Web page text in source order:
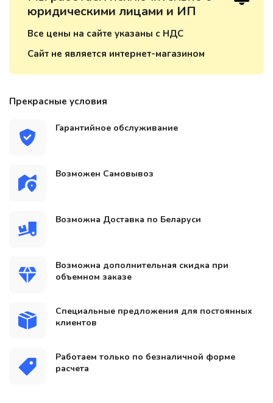
юридическими лицами и ИП
Все цены на сайте указаны с НДС
Сайт не является интернет-магазином
Прекрасные условия
Гарантийное обслуживание
Возможен Самовывоз
Возможна Доставка по Беларуси
Возможна дополнительная скидка при
объемном заказе
Специальные предложения для постоянных
клиентов
Работаем только по безналичной форме
расчета